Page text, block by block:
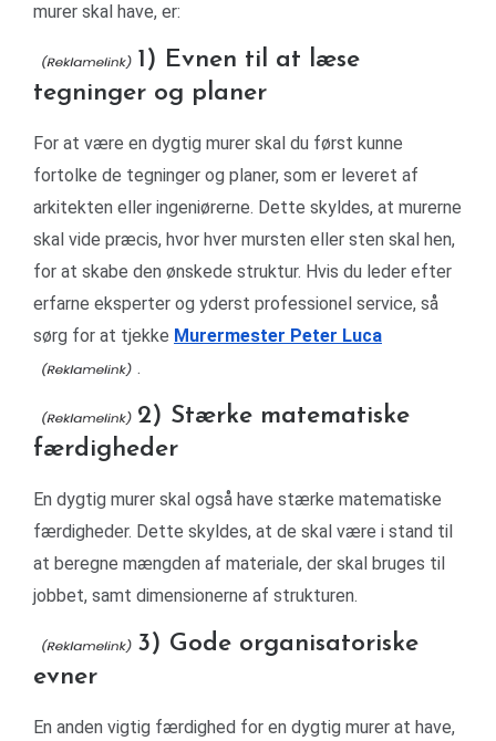
murer skal have, er:
1) Evnen til at læse
tegninger og planer
For at være en dygtig murer skal du først kunne
fortolke de tegninger og planer, som er leveret af
arkitekten eller ingeniørerne. Dette skyldes, at murerne
skal vide præcis, hvor hver mursten eller sten skal hen,
for at skabe den ønskede struktur. Hvis du leder efter
erfarne eksperter og yderst professionel service, så
sørg for at tjekke Murermester Peter Luca
.
2) Stærke matematiske
færdigheder
En dygtig murer skal også have stærke matematiske
færdigheder. Dette skyldes, at de skal være i stand til
at beregne mængden af ​​materiale, der skal bruges til
jobbet, samt dimensionerne af strukturen.
3) Gode organisatoriske
evner
En anden vigtig færdighed for en dygtig murer at have,